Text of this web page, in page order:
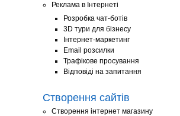
Реклама в Інтернеті
Розробка чат-ботів
3D тури для бізнесу
Інтернет-маркетинг
Email розсилки
Трафікове просування
Відповіді на запитання
Створення сайтів
Створення інтернет магазину